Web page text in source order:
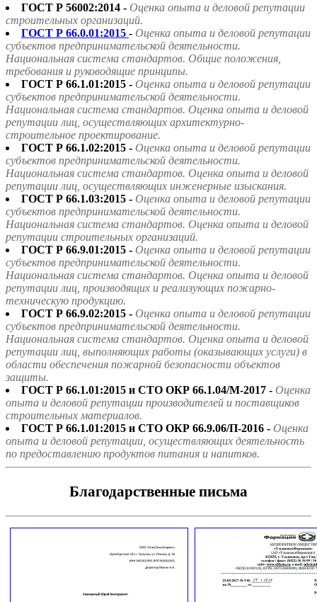
ГОСТ Р 56002:2014 - Оценка опыта и деловой репутации
строительных организаций.
ГОСТ Р 66.0.01:2015 - Оценка опыта и деловой репутации
субъектов предпринимательской деятельности.
Национальная система стандартов. Общие положения,
требования и руководящие принципы.
ГОСТ Р 66.1.01:2015 - Оценка опыта и деловой репутации
субъектов предпринимательской деятельности.
Национальная система стандартов. Оценка опыта и деловой
репутации лиц, осуществляющих архитектурно-
строительное проектирование.
ГОСТ Р 66.1.02:2015 - Оценка опыта и деловой репутации
субъектов предпринимательской деятельности.
Национальная система стандартов. Оценка опыта и деловой
репутации лиц, осуществляющих инженерные изыскания.
ГОСТ Р 66.1.03:2015 - Оценка опыта и деловой репутации
субъектов предпринимательской деятельности.
Национальная система стандартов. Оценка опыта и деловой
репутации строительных организаций.
ГОСТ Р 66.9.01:2015 - Оценка опыта и деловой репутации
субъектов предпринимательской деятельности.
Национальная система стандартов. Оценка опыта и деловой
репутации лиц, производящих и реализующих пожарно-
техническую продукцию.
ГОСТ Р 66.9.02:2015 - Оценка опыта и деловой репутации
субъектов предпринимательской деятельности.
Национальная система стандартов. Оценка опыта и деловой
репутации лиц, выполняющих работы (оказывающих услуги) в
области обеспечения пожарной безопасности объектов
защиты.
ГОСТ Р 66.1.01:2015 и СТО ОКР 66.1.04/М-2017 - Оценка
опыта и деловой репутации производителей и поставщиков
строительных материалов.
ГОСТ Р 66.1.01:2015 и СТО ОКР 66.9.06/П-2016 - Оценка
опыта и деловой репутации, осуществляющих деятельность
по предоставлению продуктов питания и напитков.
Благодарственные письма